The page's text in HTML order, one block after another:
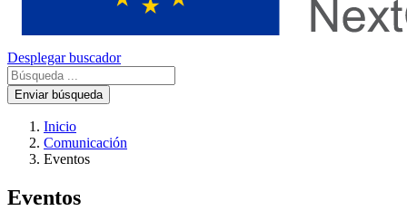
Desplegar buscador
Enviar búsqueda
Inicio
Comunicación
Eventos
Eventos